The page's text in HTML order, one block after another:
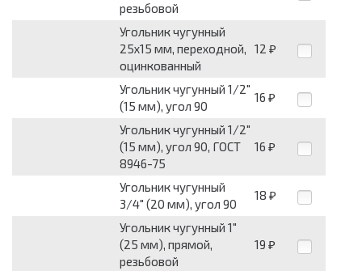
резьбовой
Угольник чугунный
25х15 мм, переходной,
оцинкованный
12 ₽
Угольник чугунный 1/2"
(15 мм), угол 90
16 ₽
Угольник чугунный 1/2"
(15 мм), угол 90, ГОСТ
8946-75
16 ₽
Угольник чугунный
3/4" (20 мм), угол 90
18 ₽
Угольник чугунный 1"
(25 мм), прямой,
резьбовой
19 ₽